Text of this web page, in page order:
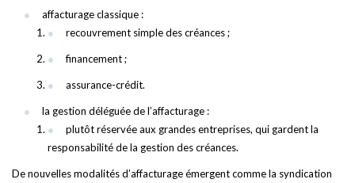
affacturage classique :
recouvrement simple des créances ;
financement ;
assurance-crédit.
la gestion déléguée de l’affacturage :
plutôt réservée aux grandes entreprises, qui gardent la
responsabilité de la gestion des créances.
De nouvelles modalités d’affacturage émergent comme la syndication